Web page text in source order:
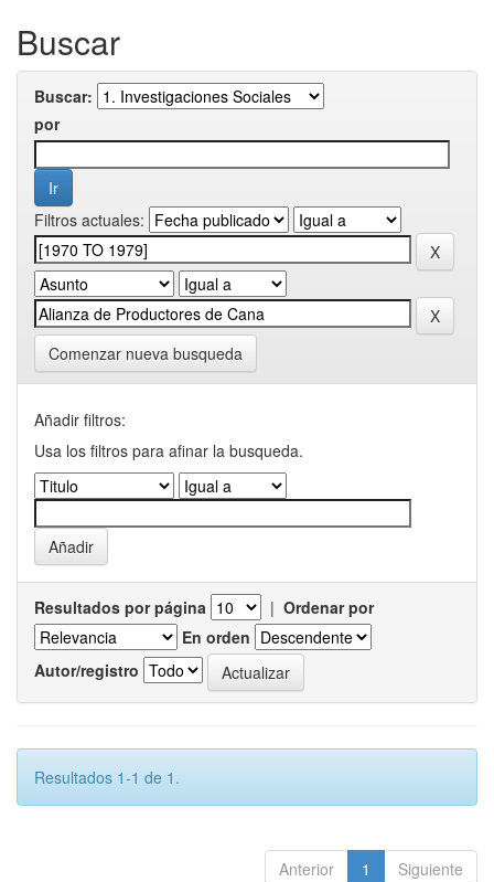
Buscar
Buscar:
por
Filtros actuales:
Comenzar nueva busqueda
Añadir filtros:
Usa los filtros para afinar la busqueda.
Resultados por página | Ordenar por
En orden
Autor/registro
Resultados 1-1 de 1.
Anterior 1 Siguiente